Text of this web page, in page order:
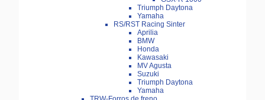
Triumph Daytona
Yamaha
RS/RST Racing Sinter
Aprilia
BMW
Honda
Kawasaki
MV Agusta
Suzuki
Triumph Daytona
Yamaha